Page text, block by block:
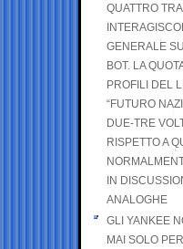
QUATTRO
GENERALE
BOT. LA
PROFILI DEL
“FUTURO
DUE-TRE
RISPETTO A
IN
ANALOGHE
GLI YANKEE
MAI SOLO